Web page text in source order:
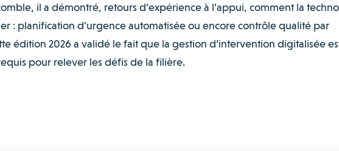
il a démontré, retours d’expérience à l’appui, comment la
: planification d’urgence automatisée ou encore contrôle qualité par
édition 2026 a validé le fait que la gestion d’intervention digitalisée
pour relever les défis de la filière.